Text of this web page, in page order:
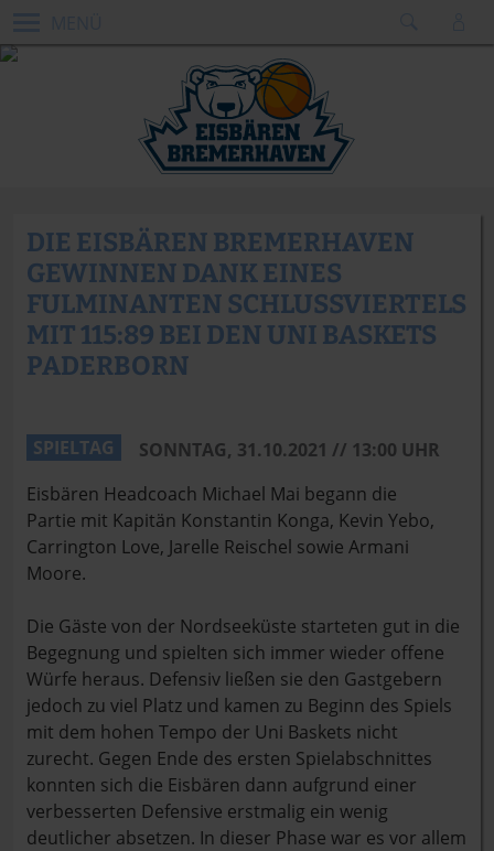
DIE EISBÄREN BREMERHAVEN
GEWINNEN DANK EINES
FULMINANTEN SCHLUSSVIERTELS
MIT 115:89 BEI DEN UNI BASKETS
PADERBORN
SPIELTAG
SONNTAG, 31.10.2021 // 13:00 UHR
Eisbären Headcoach Michael Mai begann die
Partie mit Kapitän Konstantin Konga, Kevin Yebo,
Carrington Love, Jarelle Reischel sowie Armani
Moore.
Die Gäste von der Nordseeküste starteten gut in die
Begegnung und spielten sich immer wieder offene
Würfe heraus. Defensiv ließen sie den Gastgebern
jedoch zu viel Platz und kamen zu Beginn des Spiels
mit dem hohen Tempo der Uni Baskets nicht
zurecht. Gegen Ende des ersten Spielabschnittes
konnten sich die Eisbären dann aufgrund einer
verbesserten Defensive erstmalig ein wenig
deutlicher absetzen. In dieser Phase war es vor allem